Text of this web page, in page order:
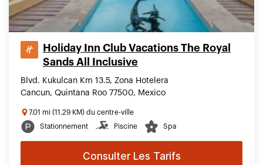
Holiday Inn Club Vacations The Royal
Sands All Inclusive
Blvd. Kukulcan Km 13.5, Zona Hotelera
Cancun, Quintana Roo 77500, Mexico
7.01 mi (11.29 KM) du centre-ville
Stationnement
Piscine Spa
Consulter Les Tarifs